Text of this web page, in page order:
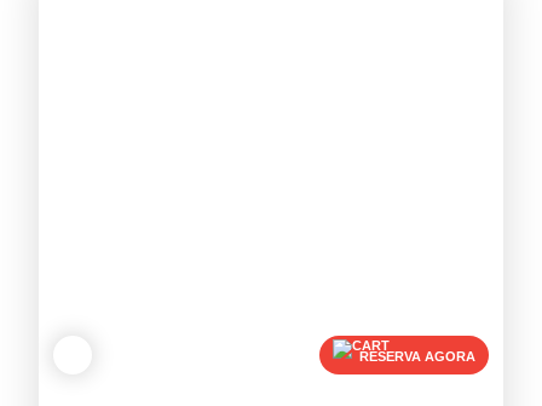
RESERVA AGORA